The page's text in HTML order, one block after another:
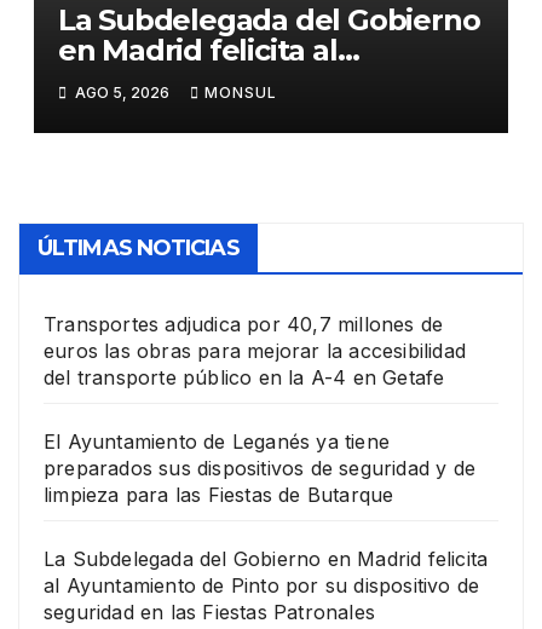
La Subdelegada del Gobierno
en Madrid felicita al
Ayuntamiento de Pinto por
su dispositivo de seguridad
en las Fiestas Patronales
AGO 5, 2026 MONSUL
ÚLTIMAS NOTICIAS
Transportes adjudica por 40,7 millones de
euros las obras para mejorar la accesibilidad
del transporte público en la A-4 en Getafe
El Ayuntamiento de Leganés ya tiene
preparados sus dispositivos de seguridad y de
limpieza para las Fiestas de Butarque
La Subdelegada del Gobierno en Madrid felicita
al Ayuntamiento de Pinto por su dispositivo de
seguridad en las Fiestas Patronales